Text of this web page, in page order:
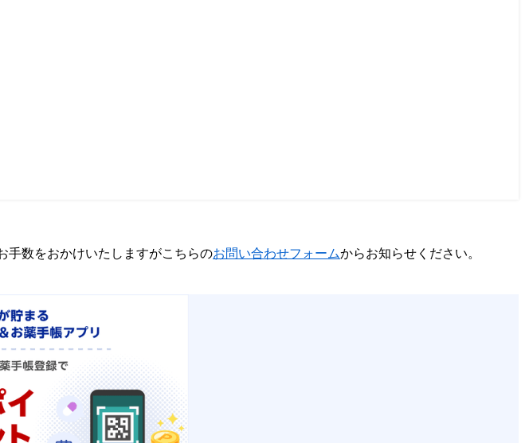
手数をおかけいたしますがこちらのお問い合わせフォームからお知らせください。